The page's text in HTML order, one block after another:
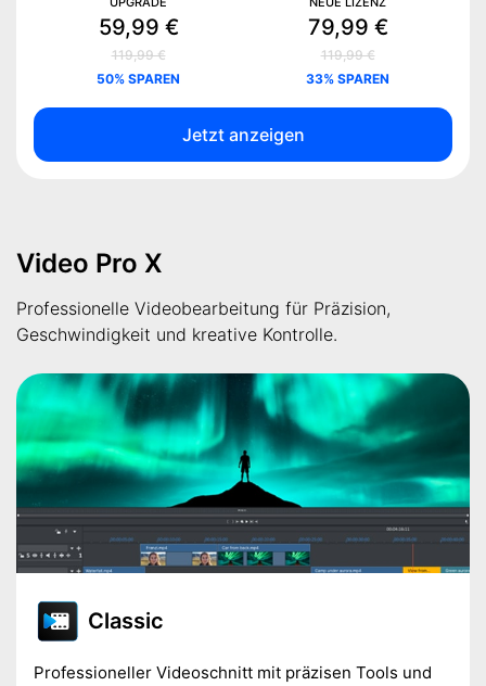
59,99 €
119,99 €
50% SPAREN
79,99 €
119,99 €
33% SPAREN
Jetzt anzeigen
Video Pro X
Professionelle Videobearbeitung für Präzision,
Geschwindigkeit und kreative Kontrolle.
Classic
Professioneller Videoschnitt mit präzisen Tools und